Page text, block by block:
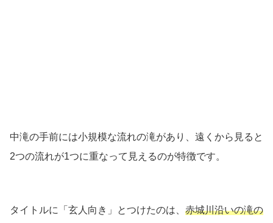
中滝の手前には小規模な流れの滝があり、遠くから見ると
2つの流れが1つに重なって見えるのが特徴です。
タイトルに「玄人向き」とつけたのは、 赤城川沿いの滝の